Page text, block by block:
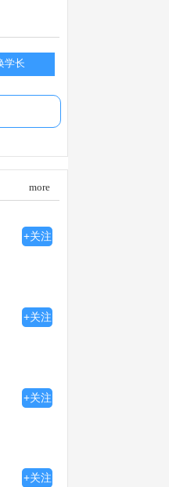
学长
more
+关注
+关注
+关注
+关注